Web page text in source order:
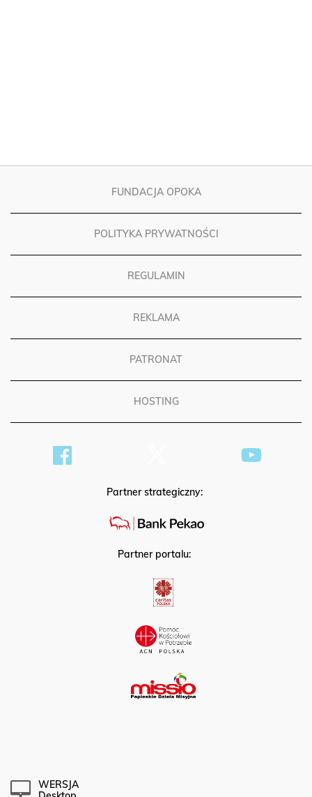
FUNDACJA OPOKA
POLITYKA PRYWATNOŚCI
REGULAMIN
REKLAMA
PATRONAT
HOSTING
Partner strategiczny:
Partner portalu:
WERSJA